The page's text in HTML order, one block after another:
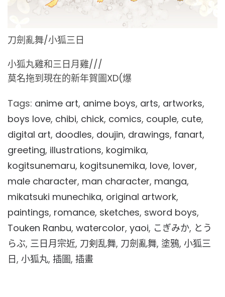
刀劍亂舞/小狐三日
小狐丸雞和三日月雞///
莫名拖到現在的新年賀圖XD(爆
Tags: anime art, anime boys, arts, artworks,
boys love, chibi, chick, comics, couple, cute,
digital art, doodles, doujin, drawings, fanart,
greeting, illustrations, kogimika,
kogitsunemaru, kogitsunemika, love, lover,
male character, man character, manga,
mikatsuki munechika, original artwork,
paintings, romance, sketches, sword boys,
Touken Ranbu, watercolor, yaoi, こぎみか, とう
らぶ, 三日月宗近, 刀剣乱舞, 刀劍亂舞, 塗鴉, 小狐三
日, 小狐丸, 插圖, 插畫